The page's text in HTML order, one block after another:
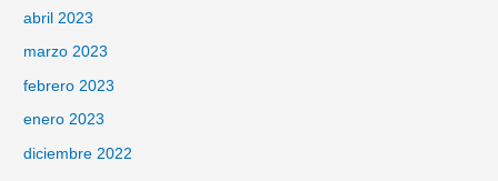
abril 2023
marzo 2023
febrero 2023
enero 2023
diciembre 2022